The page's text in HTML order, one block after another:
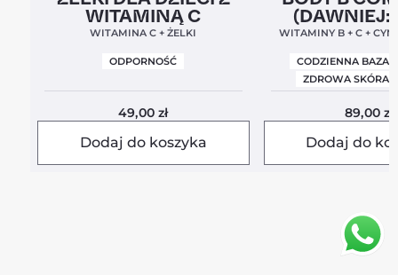
WITAMINĄ C
WITAMINA C + ŻELKI
ODPORNOŚĆ
49,00zł
Dodaj do koszyka
(DAWNIEJ:
WITAMINY B + C +
CODZIENNA BAZA
ZDROWA SKÓRA I
89,00zł
Dodaj do